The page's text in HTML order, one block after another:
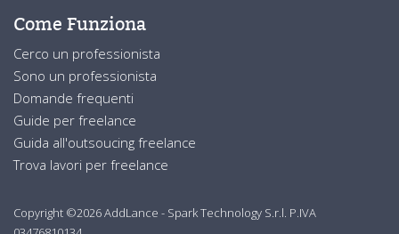
Come Funziona
Cerco un professionista
Sono un professionista
Domande frequenti
Guide per freelance
Guida all'outsoucing freelance
Trova lavori per freelance
Copyright ©2026 AddLance - Spark Technology S.r.l. P.IVA